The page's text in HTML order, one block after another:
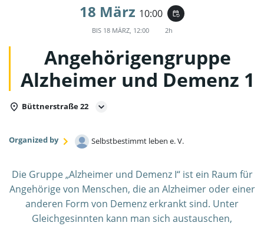
18 März 10:00 event_repeat
BIS 18 MÄRZ, 12:00 2h
Angehörigengruppe
Alzheimer und Demenz 1
Büttnerstraße 22
Organized by Selbstbestimmt leben e. V.
Die Gruppe „Alzheimer und Demenz I“ ist ein Raum für
Angehörige von Menschen, die an Alzheimer oder einer
anderen Form von Demenz erkrankt sind. Unter
Gleichgesinnten kann man sich austauschen,